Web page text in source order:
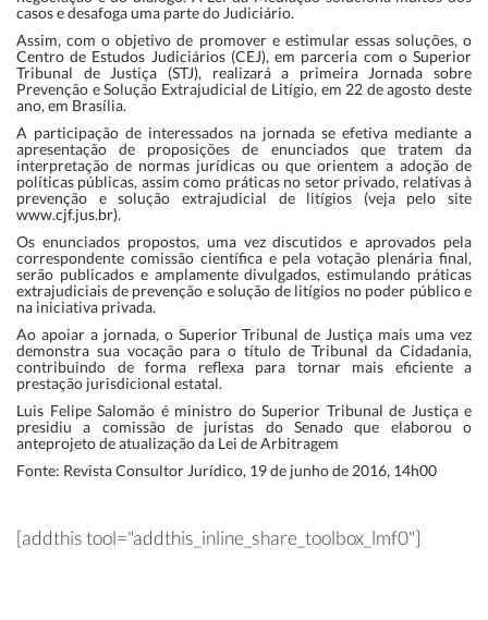
casos e desafoga uma parte do Judiciário.
Assim, com o objetivo de promover e estimular essas soluções, o
Centro de Estudos Judiciários (CEJ), em parceria com o Superior
Tribunal de Justiça (STJ), realizará a primeira Jornada sobre
Prevenção e Solução Extrajudicial de Litígio, em 22 de agosto deste
ano, em Brasília.
A participação de interessados na jornada se efetiva mediante a
apresentação de proposições de enunciados que tratem da
interpretação de normas jurídicas ou que orientem a adoção de
políticas públicas, assim como práticas no setor privado, relativas à
prevenção e solução extrajudicial de litígios (veja pelo site
www.cjf.jus.br).
Os enunciados propostos, uma vez discutidos e aprovados pela
correspondente comissão científica e pela votação plenária final,
serão publicados e amplamente divulgados, estimulando práticas
extrajudiciais de prevenção e solução de litígios no poder público e
na iniciativa privada.
Ao apoiar a jornada, o Superior Tribunal de Justiça mais uma vez
demonstra sua vocação para o título de Tribunal da Cidadania,
contribuindo de forma reflexa para tornar mais eficiente a
prestação jurisdicional estatal.
Luis Felipe Salomão é ministro do Superior Tribunal de Justiça e
presidiu a comissão de juristas do Senado que elaborou o
anteprojeto de atualização da Lei de Arbitragem
Fonte: Revista Consultor Jurídico, 19 de junho de 2016, 14h00
[addthis tool="addthis_inline_share_toolbox_lmf0"]